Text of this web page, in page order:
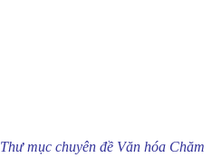
Thư mục chuyên đề Văn hóa Chăm